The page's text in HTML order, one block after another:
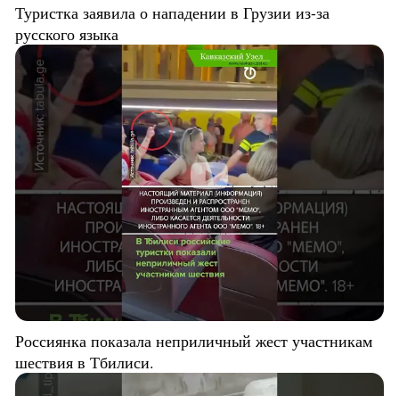
Туристка заявила о нападении в Грузии из-за
русского языка
Россиянка показала неприличный жест участникам
шествия в Тбилиси.